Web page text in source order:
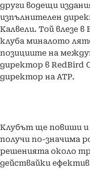
други водещи
изпълнителен
Калвели. Той влезе
клуба миналото
позициите на
директор в RedBird
директор на АТР.
Клубът ще повиши
получи по-значима
решенията около
действайки